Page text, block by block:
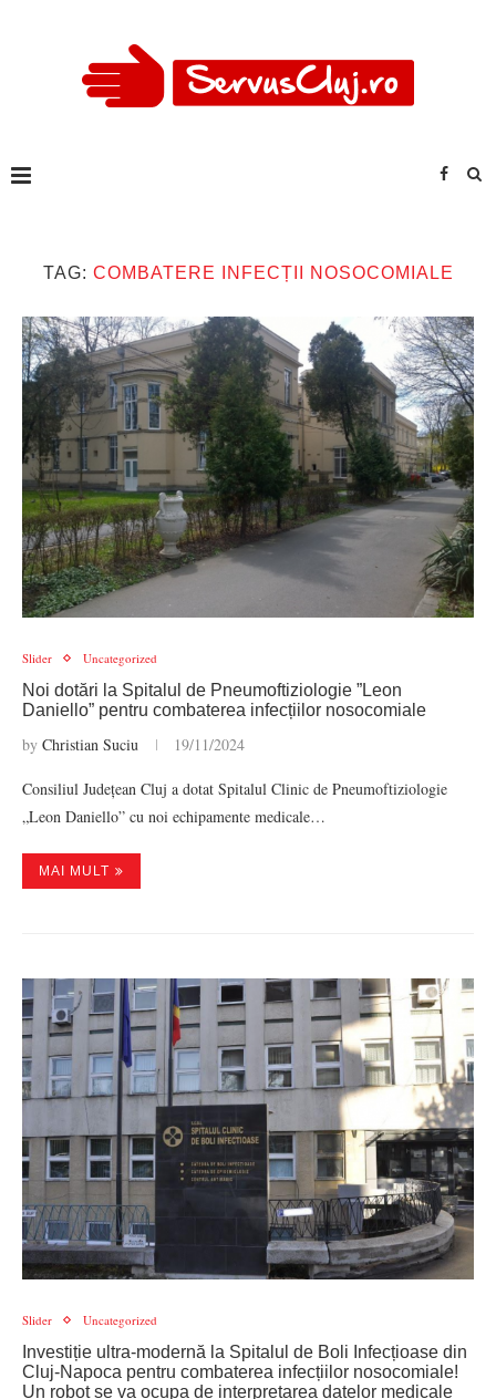
TAG: COMBATERE INFECȚII NOSOCOMIALE
Slider Uncategorized
Noi dotări la Spitalul de Pneumoftiziologie ”Leon
Daniello” pentru combaterea infecțiilor nosocomiale
by Christian Suciu 19/11/2024
Consiliul Județean Cluj a dotat Spitalul Clinic de Pneumoftiziologie
„Leon Daniello” cu noi echipamente medicale…
MAI MULT
Slider Uncategorized
Investiție ultra-modernă la Spitalul de Boli Infecțioase din
Cluj-Napoca pentru combaterea infecțiilor nosocomiale!
Un robot se va ocupa de interpretarea datelor medicale